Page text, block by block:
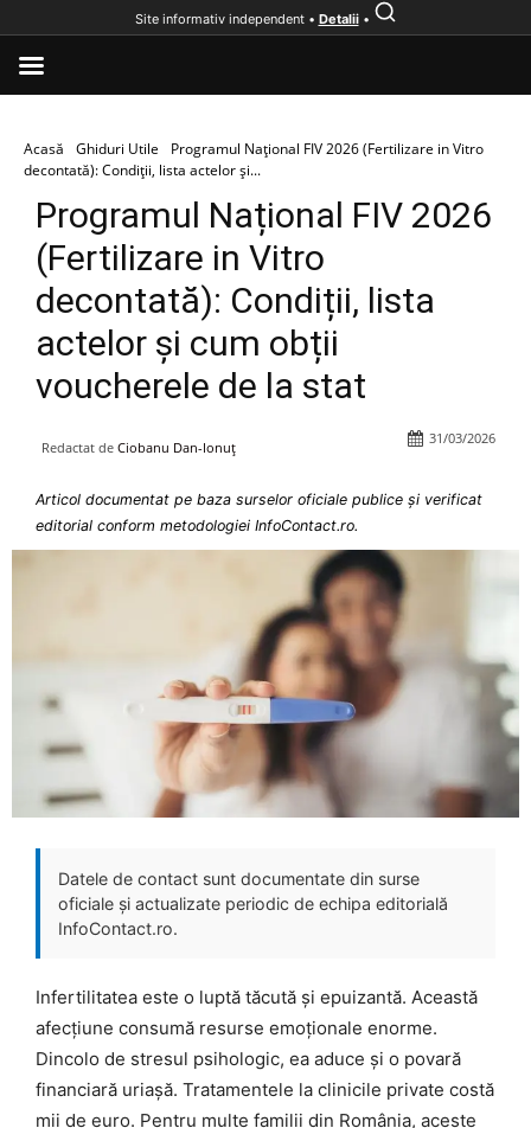
Acasă Ghiduri Utile
Programul Național FIV 2026 (Fertilizare in Vitro
decontată): Condiții, lista actelor și...
Programul Național FIV 2026
(Fertilizare in Vitro
decontată): Condiții, lista
actelor și cum obții
voucherele de la stat
Redactat de Ciobanu Dan-Ionuț
31/03/2026
Articol documentat pe baza surselor oficiale publice și verificat
editorial conform metodologiei InfoContact.ro.
Datele de contact sunt documentate din surse
oficiale și actualizate periodic de echipa editorială
InfoContact.ro.
Infertilitatea este o luptă tăcută și epuizantă. Această
afecțiune consumă resurse emoționale enorme.
Dincolo de stresul psihologic, ea aduce și o povară
financiară uriașă. Tratamentele la clinicile private costă
mii de euro. Pentru multe familii din România, aceste
Site informativ independent • Detalii•